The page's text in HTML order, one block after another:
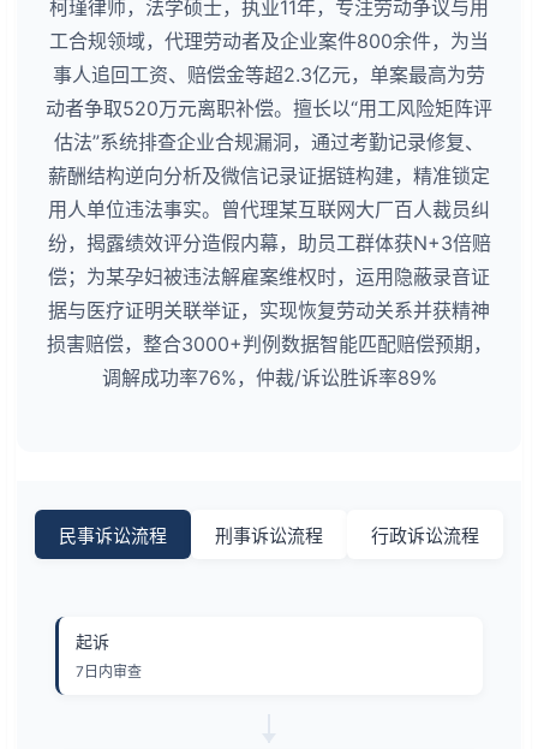
柯瑾律师，法学硕士，执业11年，专注劳动争议与用
工合规领域，代理劳动者及企业案件800余件，为当
事人追回工资、赔偿金等超2.3亿元，单案最高为劳
动者争取520万元离职补偿。擅长以“用工风险矩阵评
估法”系统排查企业合规漏洞，通过考勤记录修复、
薪酬结构逆向分析及微信记录证据链构建，精准锁定
用人单位违法事实。曾代理某互联网大厂百人裁员纠
纷，揭露绩效评分造假内幕，助员工群体获N+3倍赔
偿；为某孕妇被违法解雇案维权时，运用隐蔽录音证
据与医疗证明关联举证，实现恢复劳动关系并获精神
损害赔偿，整合3000+判例数据智能匹配赔偿预期，
调解成功率76%，仲裁/诉讼胜诉率89%
民事诉讼流程 刑事诉讼流程 行政诉讼流程
起诉
7日内审查